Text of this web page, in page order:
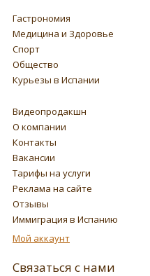
Гастрономия
Медицина и Здоровье
Спорт
Общество
Курьезы в Испании
Видеопродакшн
О компании
Контакты
Вакансии
Тарифы на услуги
Реклама на сайте
Отзывы
Иммиграция в Испанию
Мой аккаунт
Связаться с нами